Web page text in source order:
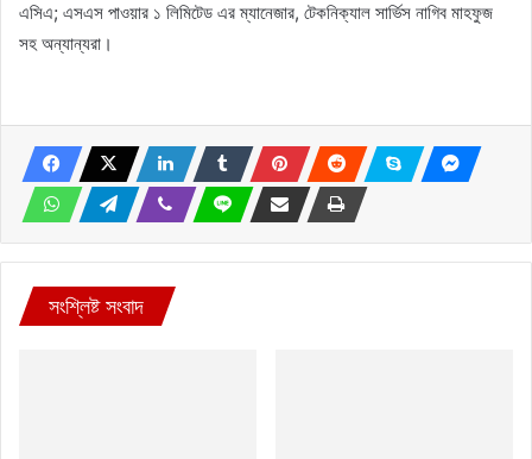
এসিএ; এসএস পাওয়ার ১ লিমিটেড এর ম্যানেজার, টেকনিক্যাল সার্ভিস নাগিব মাহফুজ
সহ অন্যান্যরা।
সংশ্লিষ্ট সংবাদ